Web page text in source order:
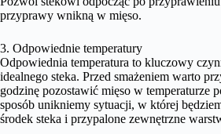
przyprawy wnikną w mięso.
3. Odpowiednie temperatury
Odpowiednia temperatura to kluczowy
idealnego steka. Przed smażeniem warto
godzinę pozostawić mięso w temperaturze
sposób unikniemy sytuacji, w której
środek steka i przypalone zewnętrzne